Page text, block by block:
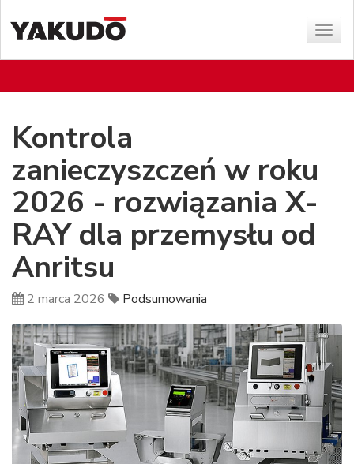
menu
Kontrola
zanieczyszczeń w roku
2026 - rozwiązania X-
RAY dla przemysłu od
Anritsu
2 marca 2026 Podsumowania